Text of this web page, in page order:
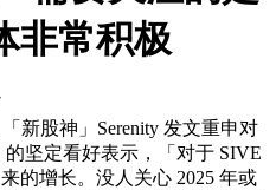
非常积极
新股神」Serenity 发文重申对
的坚定看好表示，「对于 SIVE
的增长。没人关心 2025 年或